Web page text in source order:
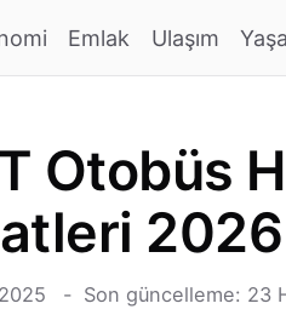
Emlak Ulaşım
Otobüs
2026
Son güncelleme: 23